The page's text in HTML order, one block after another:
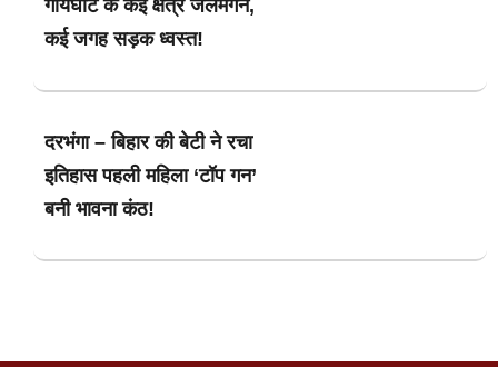
गायघाट के कई क्षेत्र जलमगन,
कई जगह सड़क ध्वस्त!
दरभंगा – बिहार की बेटी ने रचा
इतिहास पहली महिला ‘टॉप गन’
बनी भावना कंठ!